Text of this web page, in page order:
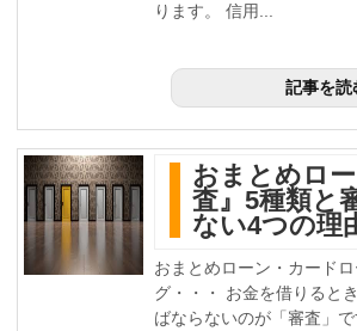
ります。 信用...
記事を読
おまとめロ
査』5種類と
ない4つの理
おまとめローン・カード
グ・・・ お金を借りると
ばならないのが「審査」